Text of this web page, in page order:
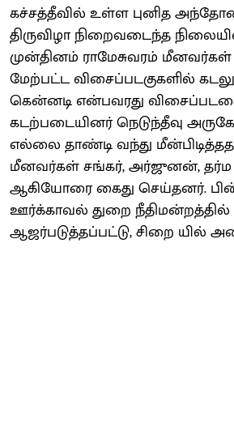
கச்சத்தீவில் உள்ள புனித
திருவிழா நிறைவடைந்த
முன்தினம் ராமேசுவரம் மீனவர்கள்
மேற்பட்ட விசைப்படகுகளில்
கென்னடி என்பவரது
கடற்படையினர் நெடுந்தீவு அருகே
எல்லை தாண்டி வந்து
மீனவர்கள் சங்கர், அர்ஜுனன், தர்ம
ஆகியோரை கைது செய்தனர்.
ஊர்க்காவல் துறை நீதிமன்றத்தில்
ஆஜர்படுத்தப்பட்டு, சிறை யில்